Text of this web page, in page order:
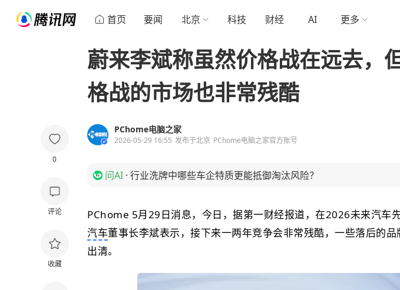
首页 要闻 北京 科技 财经 AI 更多
0
评论
收藏
蔚来李斌称虽然价格战在远去，
格战的市场也非常残酷
PChome电脑之家
2026-05-29 16:55 发布于北京 PChome电脑之家官方账号
问AI · 行业洗牌中哪些车企特质更能抵御淘汰风险？
PChome 5月29日消息，今日，据第一财经报道，在2026未来汽车先
汽车董事长李斌表示，接下来一两年竞争会非常残酷，一些落后的
出清。